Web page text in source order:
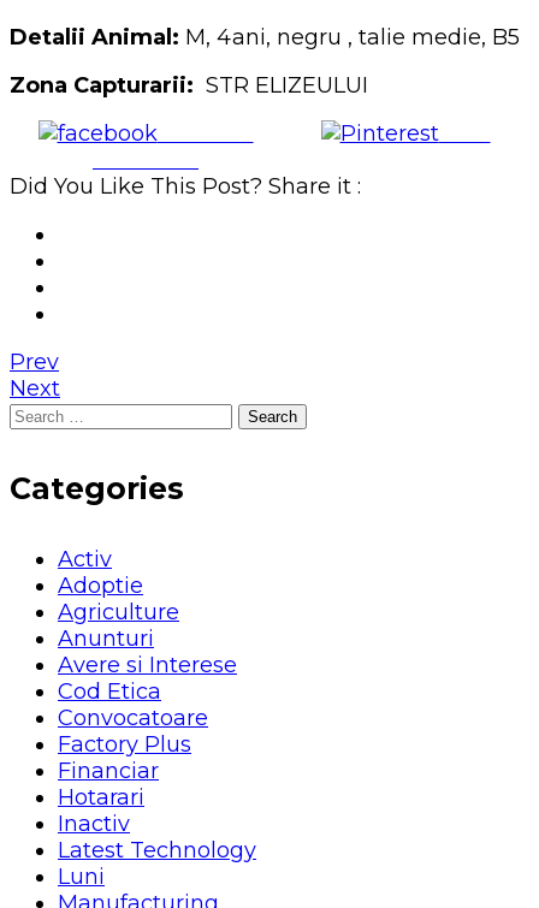
Detalii Animal: M, 4ani, negru , talie medie, B5
Zona Capturarii: STR ELIZEULUI
Share on
Save
Did You Like This Post? Share it :
Prev
Next
Search
Categories
Activ
Adoptie
Agriculture
Anunturi
Avere si Interese
Cod Etica
Convocatoare
Factory Plus
Financiar
Hotarari
Inactiv
Latest Technology
Luni